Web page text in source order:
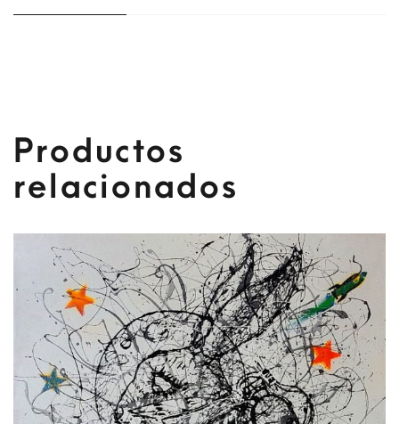
Productos
relacionados